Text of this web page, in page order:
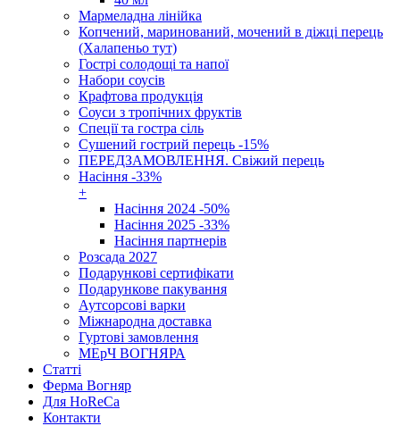
Мармеладна лінійка
Копчений, маринований, мочений в діжці перець
(Халапеньо тут)
Гострі солодощі та напої
Набори соусів
Крафтова продукція
Соуси з тропічних фруктів
Спеції та гостра сіль
Сушений гострий перець -15%
ПЕРЕДЗАМОВЛЕННЯ. Свіжий перець
Насіння -33%
+
Насіння 2024 -50%
Насіння 2025 -33%
Насіння партнерів
Розсада 2027
Подарункові сертифікати
Подарункове пакування
Аутсорсові варки
Міжнародна доставка
Гуртові замовлення
МЕрЧ ВОГНЯРА
Cтатті
Ферма Вогняр
Для HoReCa
Контакти